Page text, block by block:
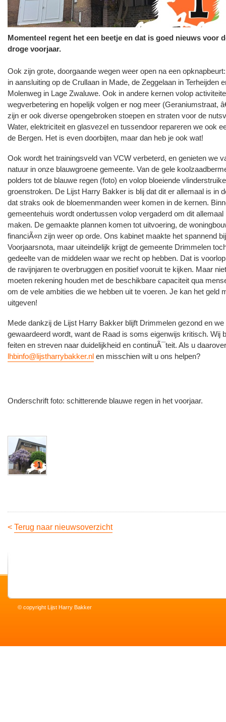
Momenteel regent het een beetje en dat is goed nieuws voor
droge voorjaar.
Ook zijn grote, doorgaande wegen weer open na een
in aansluiting op de Crullaan in Made, de Zeggelaan in Terheijden
Molenweg in Lage Zwaluwe. Ook in andere kernen volop
wegverbetering en hopelijk volgen er nog meer (Geraniumstraat,
zijn er ook diverse opengebroken stoepen en straten voor de
Water, elektriciteit en glasvezel en tussendoor repareren we ook
de Bergen. Het is even doorbijten, maar dan heb je ook wat!
Ook wordt het trainingsveld van VCW verbeterd, en genieten we
natuur in onze blauwgroene gemeente. Van de gele
polders tot de blauwe regen (foto) en volop bloeiende
groenstroken. De Lijst Harry Bakker is blij dat dit er allemaal is in
dat straks ook de bloemenmanden weer komen in de kernen.
gemeentehuis wordt ondertussen volop vergaderd om dit allemaal
maken. De gemaakte plannen komen tot uitvoering, de
financiÃ«n zijn weer op orde. Ons kabinet maakte het spannend
Voorjaarsnota, maar uiteindelijk krijgt de gemeente Drimmelen
gedeelte van de middelen waar we recht op hebben. Dat is
de ravijnjaren te overbruggen en positief vooruit te kijken. Maar
moeten rekening houden met de beschikbare capaciteit qua
om de vele ambities die we hebben uit te voeren. Je kan het geld
uitgeven!
Mede dankzij de Lijst Harry Bakker blijft Drimmelen gezond en
gewaardeerd wordt, want de Raad is soms eigenwijs kritisch. Wij
feiten en streven naar duidelijkheid en continuÃ¯teit. Als u
lhbinfo@lijstharrybakker.nl en misschien wilt u ons helpen?
Onderschrift foto: schitterende blauwe regen in het voorjaar.
< Terug naar nieuwsoverzicht
© copyright Lijst Harry Bakker